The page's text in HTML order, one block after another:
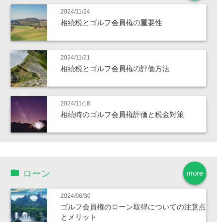
2024/11/24
相続税とゴルフ会員権の重要性
2024/11/21
相続税とゴルフ会員権の評価方法
2024/11/18
相続時のゴルフ会員権評価と税金対策
more
ローン
2024/06/30
ゴルフ会員権のローン取得についての注意点
とメリット